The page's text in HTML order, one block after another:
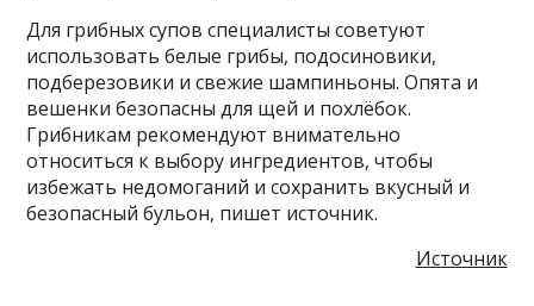
Для грибных супов специалисты советуют
использовать белые грибы, подосиновики,
подберезовики и свежие шампиньоны. Опята и
вешенки безопасны для щей и похлёбок.
Грибникам рекомендуют внимательно
относиться к выбору ингредиентов, чтобы
избежать недомоганий и сохранить вкусный и
безопасный бульон, пишет источник.
Источник